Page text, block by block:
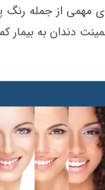
مهمی از جمله
دندان به بیمار